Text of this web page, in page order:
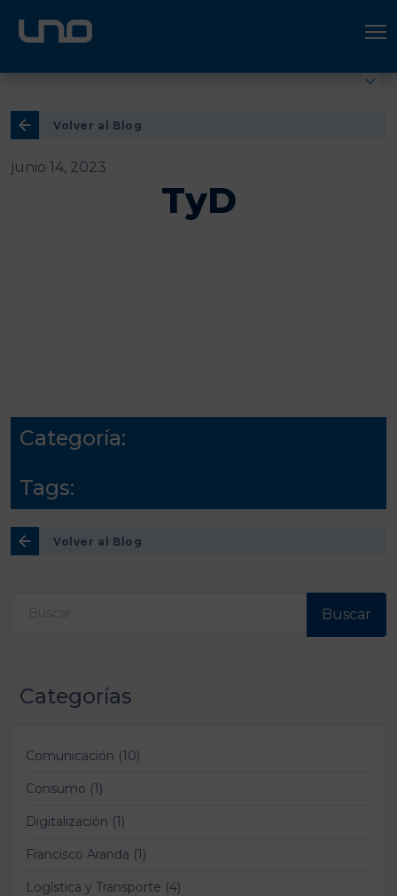
ÚNETE A UNO LOGÍSTICA
Volver al Blog
junio 14, 2023
TyD
Categoría:
Tags:
Volver al Blog
Buscar
Categorías
Comunicación (10)
Consumo (1)
Digitalización (1)
Francisco Aranda (1)
Logística y Transporte (4)